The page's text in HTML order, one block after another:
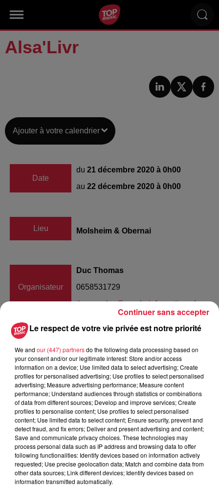
Alsa'Livr
Ajouter à votre calendrier
Date
du 21 décembre 2020 à 0h00
au 22 décembre 2020 à 0h00
Lieu Molsheim & Obernai
Organisateur
Duc Thomas
0658531729
thomas.duc@reaple-informatique.fr
Bonjour, nous venons de créer Alsa'Livr qui reprend les
services de livraisons Uber Eat mais pour les communes de
Molsheim et Obernai. Pour ce nous vous proposons de
diffuser notre création ainsi que de proposer à vos auditeurs
de devenir partenaires. Qu'ils soient Livreurs ou
restaurateurs. Vous pouvez me contacter sur ma ligne
directe au 06.58.53.17.29 ou par mail à thomas.duc@reaple-
informatique.fr Je vous remercie d'avance. Bien à vous,
Thomas.
Le respect de votre vie privée est notre priorité
We and our (447) partnersdo the following data processing based on
your consent and/or our legitimate interest: Store and/or access
information on a device; Use limited data to select advertising; Create
profiles for personalised advertising; Use profiles to select personalised
advertising; Measure advertising performance; Measure content
performance; Understand audiences through statistics or combinations
of data from different sources; Develop and improve services; Create
profiles to personalise content; Use profiles to select personalised
content; Use limited data to select content; Ensure security, prevent and
detect fraud, and fix errors; Deliver and present advertising and content;
Save and communicate privacy choices. These technologies may
process personal data such as IP address and browsing data to offer
following functionalities: Identify devices based on information actively
requested; Use precise geolocation data; Match and combine data from
other data sources; Link different devices; Identify devices based on
information transmitted automatically.
Continuer sans accepter